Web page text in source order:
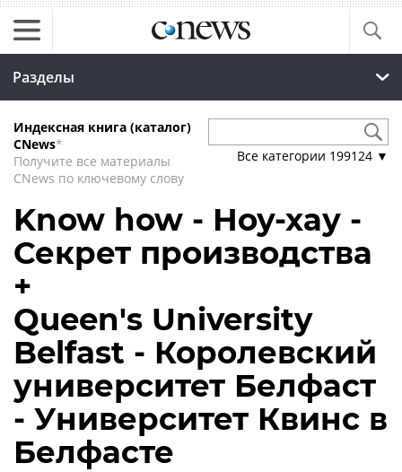
Разделы
Индексная книга (каталог)
CNews*
Получите все материалы
CNews по ключевому слову
Все категории 199124 ▼
Know how - Ноу-хау -
Секрет производства
+
Queen's University
Belfast - Королевский
университет Белфаст
- Университет Квинс в
Белфасте